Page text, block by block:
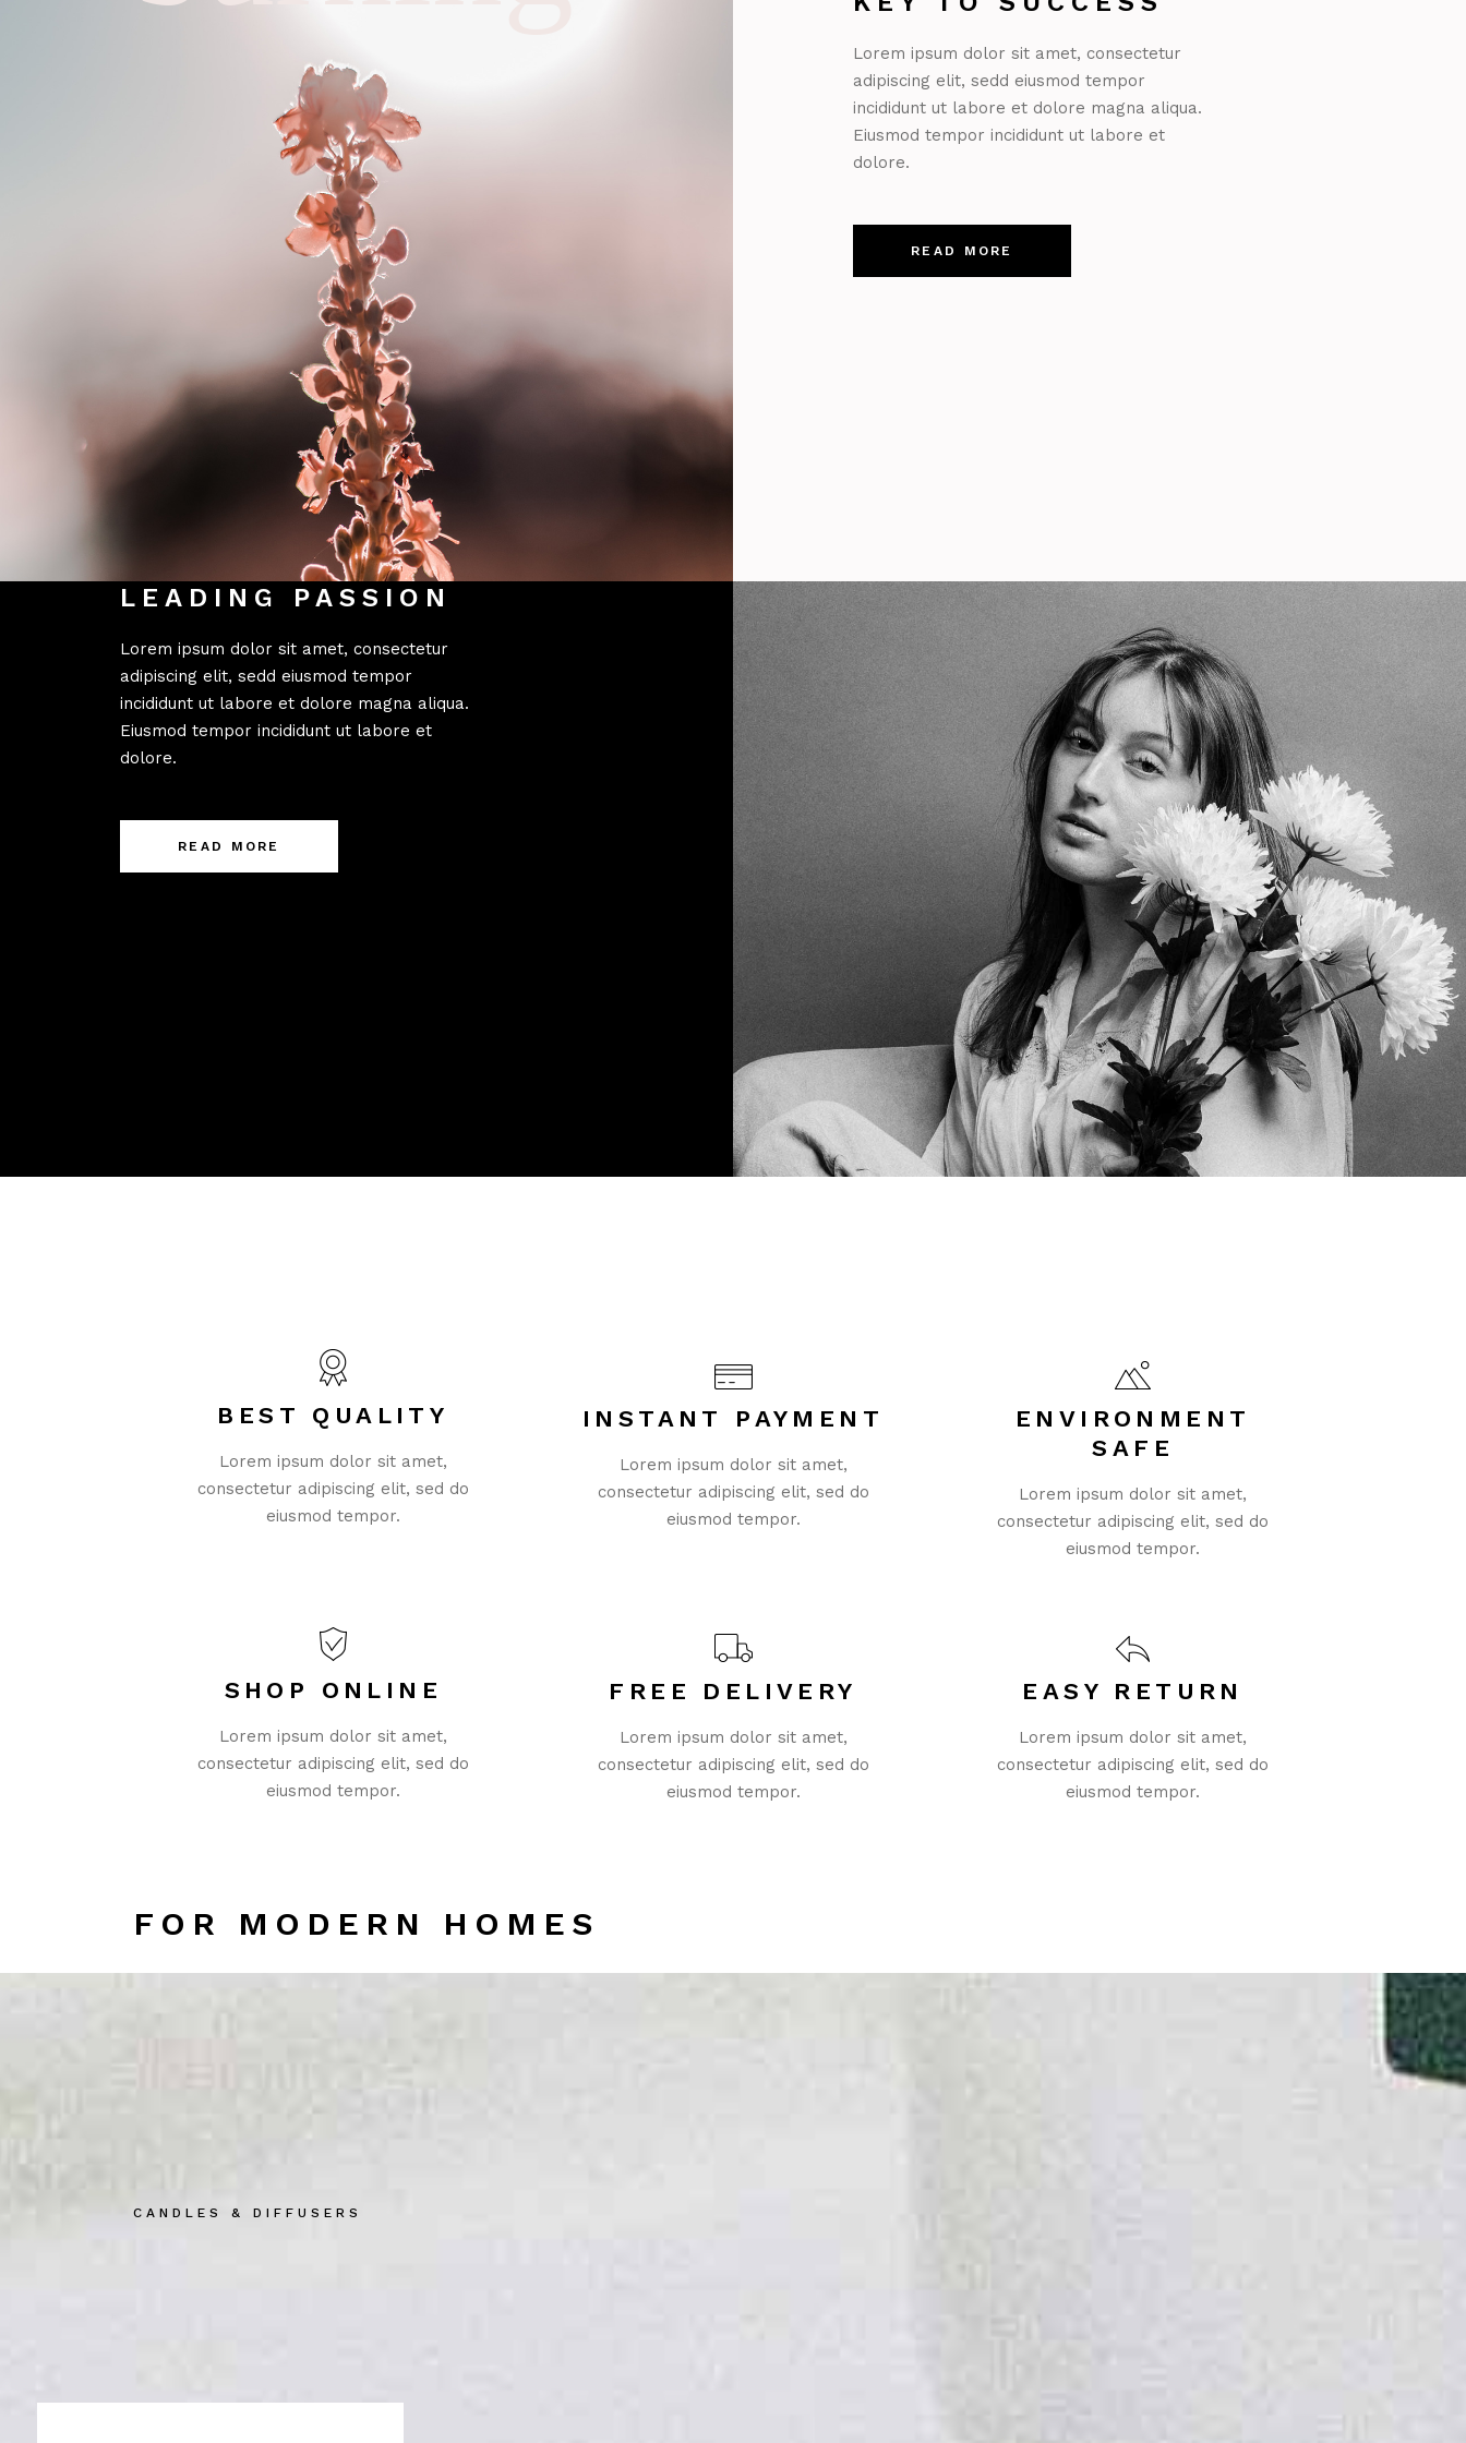
Lorem ipsum dolor sit amet, consectetur
adipiscing elit, sedd eiusmod tempor
incididunt ut labore et dolore magna aliqua.
Eiusmod tempor incididunt ut labore et
dolore.
READ MORE
LEADING PASSION
Lorem ipsum dolor sit amet, consectetur
adipiscing elit, sedd eiusmod tempor
incididunt ut labore et dolore magna aliqua.
Eiusmod tempor incididunt ut labore et
dolore.
READ MORE
BEST QUALITY
Lorem ipsum dolor sit amet,
consectetur adipiscing elit, sed do
eiusmod tempor.
INSTANT PAYMENT
Lorem ipsum dolor sit amet,
consectetur adipiscing elit, sed do
eiusmod tempor.
ENVIRONMENT
SAFE
Lorem ipsum dolor sit amet,
consectetur adipiscing elit, sed do
eiusmod tempor.
SHOP ONLINE
Lorem ipsum dolor sit amet,
consectetur adipiscing elit, sed do
eiusmod tempor.
FREE DELIVERY
Lorem ipsum dolor sit amet,
consectetur adipiscing elit, sed do
eiusmod tempor.
EASY RETURN
Lorem ipsum dolor sit amet,
consectetur adipiscing elit, sed do
eiusmod tempor.
CANDLES & DIFFUSERS
FOR MODERN HOMES